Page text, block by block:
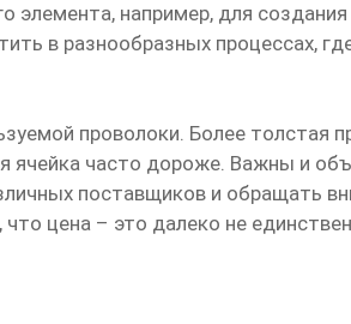
элемента, например, для создания
в разнообразных процессах,
проволоки. Более толстая
ячейка часто дороже. Важны и
поставщиков и обращать
цена – это далеко не